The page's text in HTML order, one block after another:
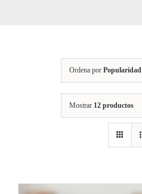
Ordena por Popularidad
Mostrar 12 productos